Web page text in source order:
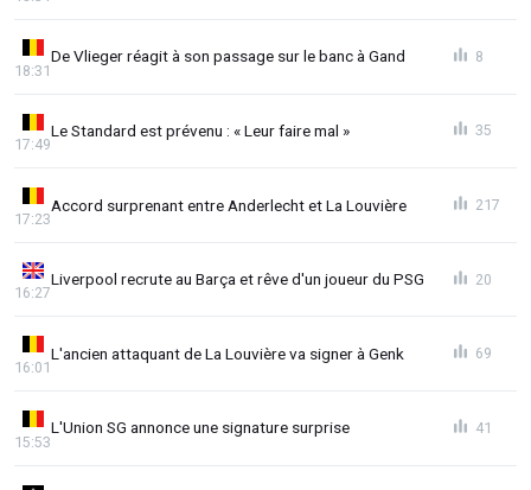
De Vlieger réagit à son passage sur le banc à Gand
18:31
8
Le Standard est prévenu : « Leur faire mal »
17:49
35
Accord surprenant entre Anderlecht et La Louvière
17:23
217
Liverpool recrute au Barça et rêve d'un joueur du PSG
16:27
20
L'ancien attaquant de La Louvière va signer à Genk
16:01
69
L'Union SG annonce une signature surprise
15:53
41